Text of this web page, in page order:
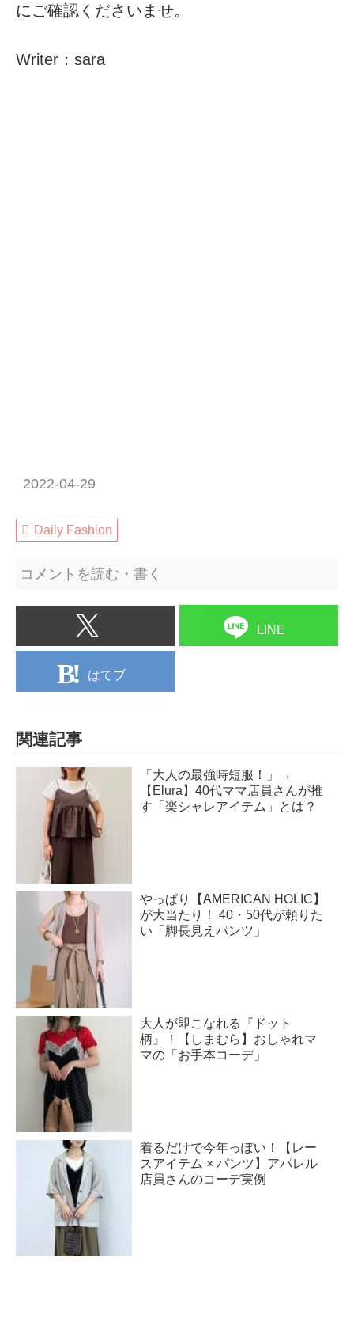
にご確認くださいませ。
Writer：sara
2022-04-29
Daily Fashion
コメントを読む・書く
LINE
はてブ
関連記事
「大人の最強時短服！」→
【Elura】40代ママ店員さんが推
す「楽シャレアイテム」とは？
やっぱり【AMERICAN HOLIC】
が大当たり！ 40・50代が頼りた
い「脚長見えパンツ」
大人が即こなれる『ドット
柄』！【しまむら】おしゃれマ
マの「お手本コーデ」
着るだけで今年っぽい！【レー
スアイテム × パンツ】アパレル
店員さんのコーデ実例